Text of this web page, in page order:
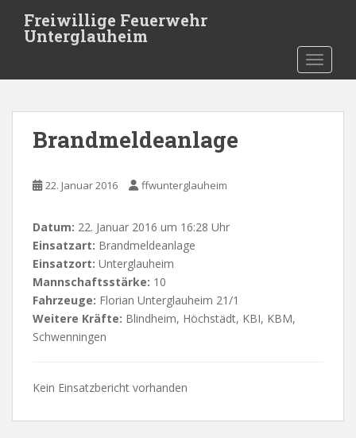
Freiwillige Feuerwehr
Unterglauheim
Brandmeldeanlage
22. Januar 2016 ffwunterglauheim
Datum: 22. Januar 2016 um 16:28 Uhr
Einsatzart: Brandmeldeanlage
Einsatzort: Unterglauheim
Mannschaftsstärke: 10
Fahrzeuge: Florian Unterglauheim 21/1
Weitere Kräfte: Blindheim, Höchstädt, KBI, KBM,
Schwenningen
Kein Einsatzbericht vorhanden